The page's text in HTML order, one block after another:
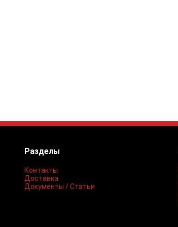
Разделы
Контакты
Доставка
Документы / Статьи